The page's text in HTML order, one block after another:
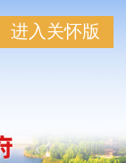
进入关怀版